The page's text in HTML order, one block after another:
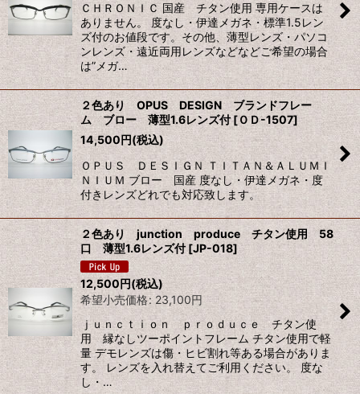
ＣＨＲＯＮＩＣ 国産 チタン使用 専用ケースは
ありません。 度なし・伊達メガネ・標準1.5レン
ズ付のお値段です。その他、薄型レンズ・パソコ
ンレンズ・遠近両用レンズなどなどご希望の場合
は”メガ…
２色あり OPUS DESIGN ブランドフレー
ム ブロー 薄型1.6レンズ付 [ＯＤ-1507]
14,500円(税込)
ＯＰＵＳ ＤＥＳＩＧＮ ＴＩＴＡＮ＆ＡＬＵＭＩ
ＮＩＵＭ ブロー 国産 度なし・伊達メガネ・度
付きレンズどれでも対応致します。
２色あり junction produce チタン使用 58
口 薄型1.6レンズ付 [JP-018]
12,500円(税込)
希望小売価格: 23,100円
ｊｕｎｃｔｉｏｎ ｐｒｏｄｕｃｅ チタン使
用 縁なしツーポイントフレーム チタン使用で軽
量 デモレンズは傷・ヒビ割れ等ある場合がありま
す。 レンズを入れ替えてご利用ください。 度な
し・…